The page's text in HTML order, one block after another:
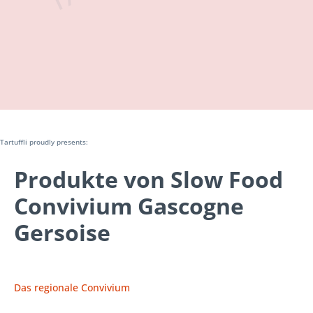
Tartuffli proudly presents:
Produkte von Slow Food
Convivium Gascogne
Gersoise
Das regionale Convivium